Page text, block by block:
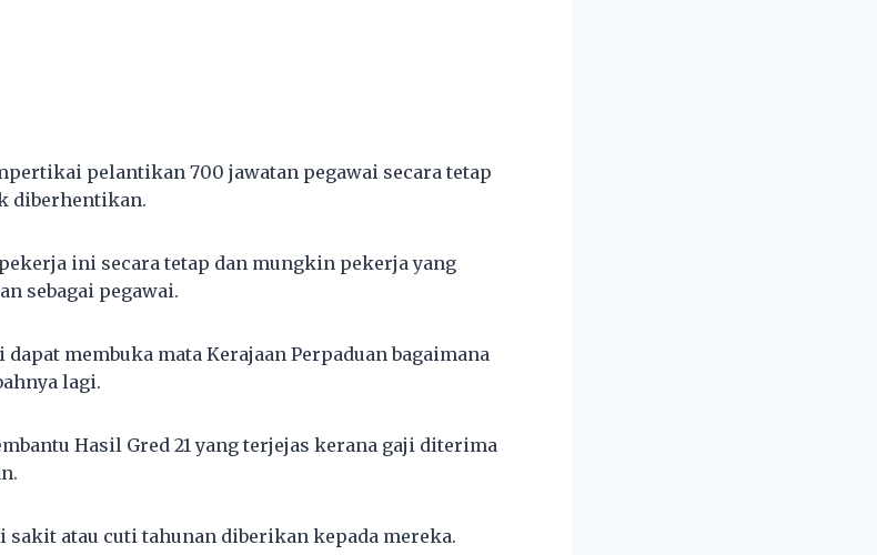
pelantikan 700 jawatan pegawai secara tetap
diberhentikan.
ini secara tetap dan mungkin pekerja yang
sebagai pegawai.
membuka mata Kerajaan Perpaduan bagaimana
lagi.
Hasil Gred 21 yang terjejas kerana gaji diterima
sakit atau cuti tahunan diberikan kepada mereka.